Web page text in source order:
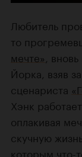
Любитель
то
мечте» ,
Йорка, взяв
сценариста
Хэнк
оплакивая
скучную
которым что-